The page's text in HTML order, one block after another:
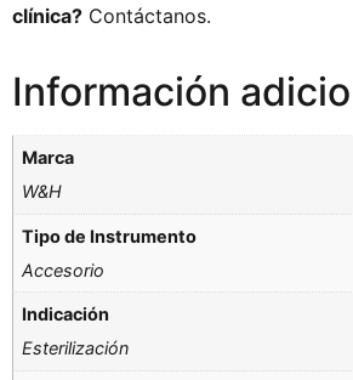
clínica? Contáctanos.
Información
Marca
W&H
Tipo de Instrumento
Accesorio
Indicación
Esterilización